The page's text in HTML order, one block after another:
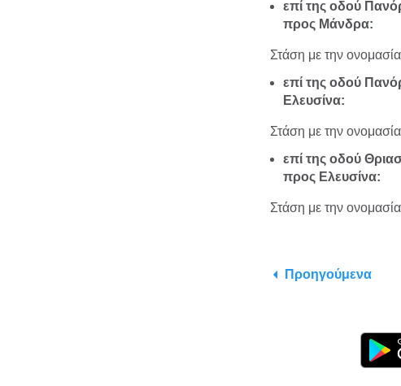
επί της οδού
προς Μάνδρα:
Στάση με την
επί της οδού
Ελευσίνα:
Στάση με την
επί της οδού
προς Ελευσίνα:
Στάση με την
Προηγούμενα